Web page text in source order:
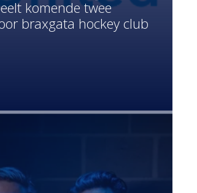
komende twee
braxgata hockey club